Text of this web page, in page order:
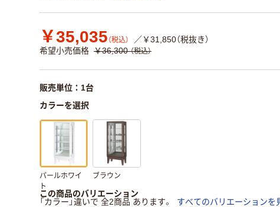
￥35,035 （税込）
／￥31,850（税抜き）
希望小売価格 ￥36,300 （税込）
販売単位：1台
カラーを選択
パールホワイ
ト
ブラウン
この商品のバリエーション
「カラー」違いで 全2商品 あります。
すべてのバリエーションを